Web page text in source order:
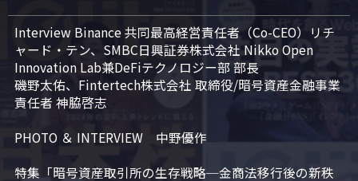
Interview Binance 共同最高経営責任者（Co-CEO）リチ
ャード・テン、SMBC日興証券株式会社 Nikko Open
Innovation Lab兼DeFiテクノロジー部 部長
磯野太佑、Fintertech株式会社 取締役/暗号資産金融事業
責任者 神脇啓志
PHOTO ＆ INTERVIEW　中野優作
特集「暗号資産取引所の生存戦略─金商法移行後の新秩